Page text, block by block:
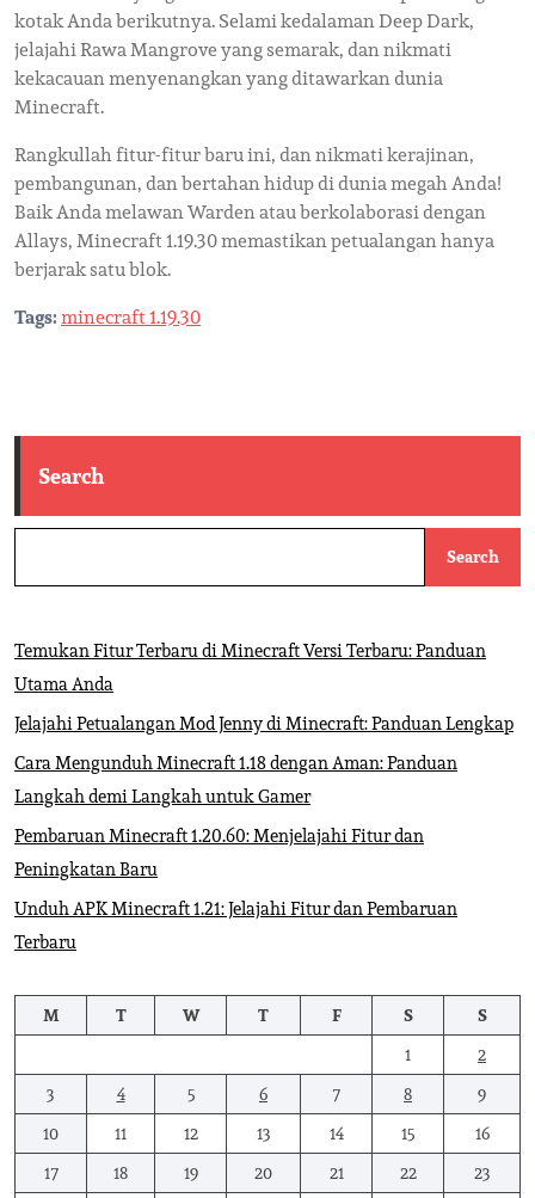
kotak Anda berikutnya. Selami kedalaman Deep Dark,
jelajahi Rawa Mangrove yang semarak, dan nikmati
kekacauan menyenangkan yang ditawarkan dunia
Minecraft.
Rangkullah fitur-fitur baru ini, dan nikmati kerajinan,
pembangunan, dan bertahan hidup di dunia megah Anda!
Baik Anda melawan Warden atau berkolaborasi dengan
Allays, Minecraft 1.19.30 memastikan petualangan hanya
berjarak satu blok.
Tags:minecraft 1.19.30
Search
Search
Temukan Fitur Terbaru di Minecraft Versi Terbaru: Panduan
Utama Anda
Jelajahi Petualangan Mod Jenny di Minecraft: Panduan Lengkap
Cara Mengunduh Minecraft 1.18 dengan Aman: Panduan
Langkah demi Langkah untuk Gamer
Pembaruan Minecraft 1.20.60: Menjelajahi Fitur dan
Peningkatan Baru
Unduh APK Minecraft 1.21: Jelajahi Fitur dan Pembaruan
Terbaru
M T W T F S
S
1
2
3
4 5 6 7 8
9
10
11 12 13 14 15
16
17
18 19 20 21 22
23